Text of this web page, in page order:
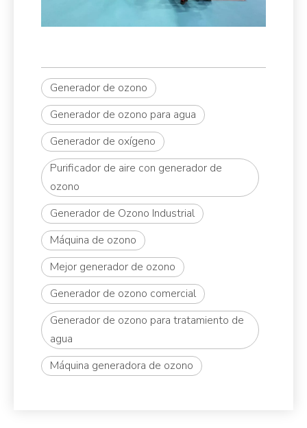
Generador de ozono
Generador de ozono para agua
Generador de oxígeno
Purificador de aire con generador de
ozono
Generador de Ozono Industrial
Máquina de ozono
Mejor generador de ozono
Generador de ozono comercial
Generador de ozono para tratamiento de
agua
Máquina generadora de ozono